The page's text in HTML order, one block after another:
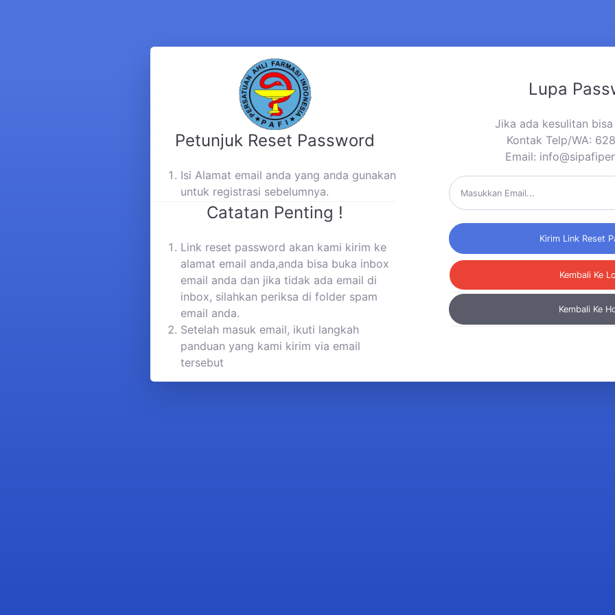
Petunjuk Reset Password
Isi Alamat email anda yang anda gunakan
untuk registrasi sebelumnya.
Catatan Penting !
Link reset password akan kami kirim ke
alamat email anda,anda bisa buka inbox
email anda dan jika tidak ada email di
inbox, silahkan periksa di folder spam
email anda.
Setelah masuk email, ikuti langkah
panduan yang kami kirim via email
tersebut
Lupa
Jika ada kesulitan
Kontak Telp/WA:
Email:
Kirim Link Reset
Kembali Ke
Kembali Ke